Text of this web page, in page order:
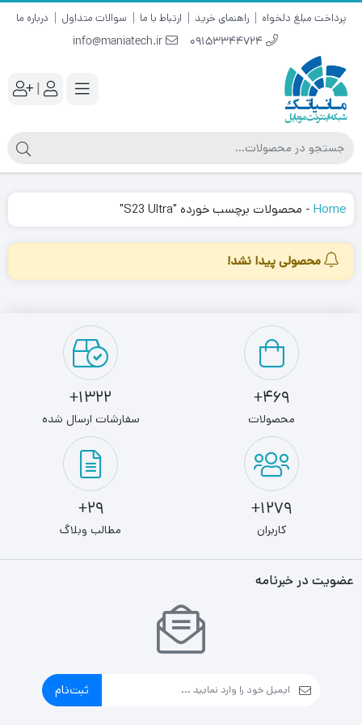
پرداخت مبلغ دلخواه راهنمای خرید ارتباط با ما سوالات متداول درباره ما
09153344724
info@maniatech.ir
|
Home
- محصولات برچسب خورده "S23 Ultra"
محصولی پیدا نشد!
469+
محصولات
1322+
سفارشات ارسال شده
1279+
کاربران
29+
مطالب وبلاگ
عضویت در خبرنامه
ثبت‌نام